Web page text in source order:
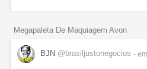
Megapaleta De Maquiagem Avon
BJN @brasiljustonegocios -